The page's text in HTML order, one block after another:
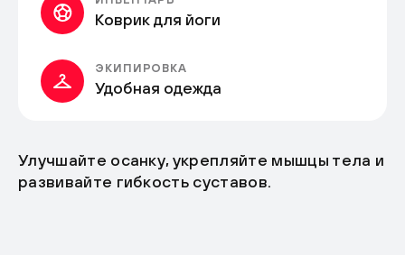
Коврик для йоги
ЭКИПИРОВКА
Удобная одежда
Улучшайте осанку, укрепляйте мышцы тела и
развивайте гибкость суставов.